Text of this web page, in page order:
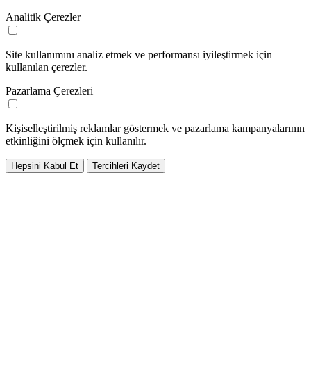
Analitik Çerezler
Site kullanımını analiz etmek ve performansı iyileştirmek için
kullanılan çerezler.
Pazarlama Çerezleri
Kişiselleştirilmiş reklamlar göstermek ve pazarlama kampanyalarının
etkinliğini ölçmek için kullanılır.
Hepsini Kabul Et Tercihleri Kaydet